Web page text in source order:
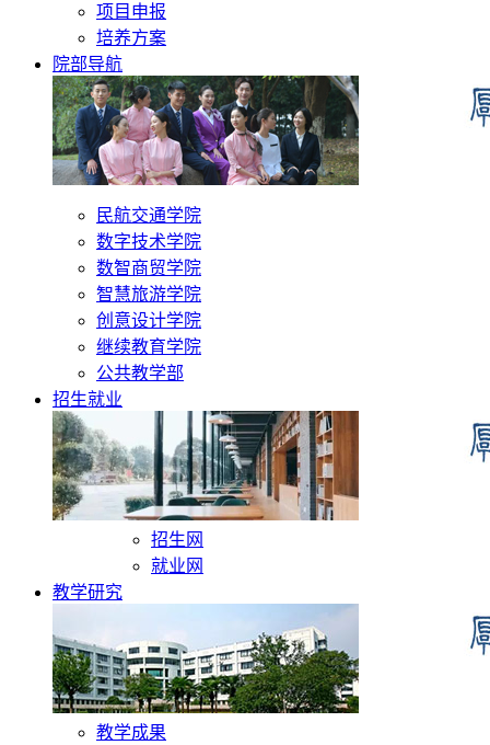
项目申报
培养方案
院部导航
民航交通学院
数字技术学院
数智商贸学院
智慧旅游学院
创意设计学院
继续教育学院
公共教学部
招生就业
招生网
就业网
教学研究
教学成果